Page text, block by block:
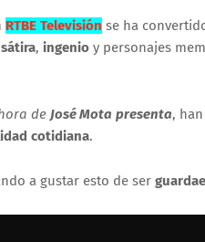
RTBE Televisión se ha
sátira, ingenio y personajes
de José Mota presenta,
cotidiana.
a gustar esto de ser